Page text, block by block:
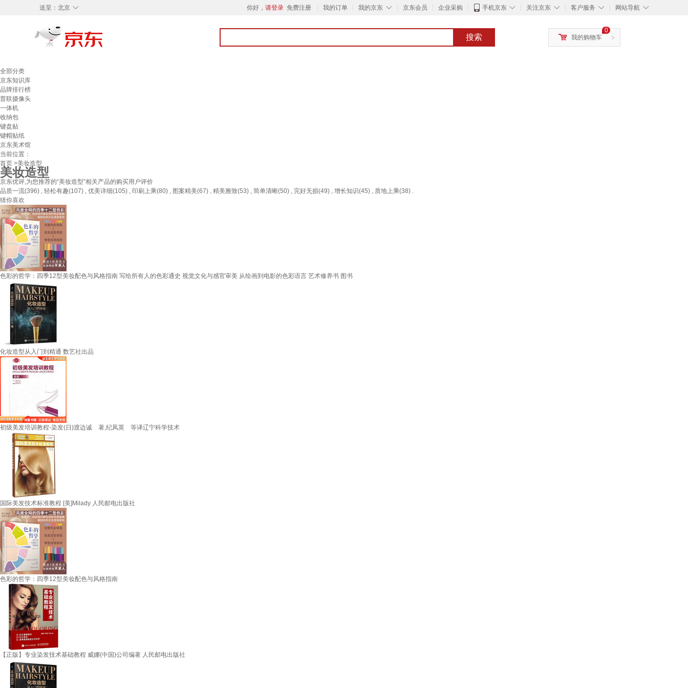
◇
送至： 北京 你好， 请登录 免费注册 我的订单 ◇
我的京东 京东会员 企业采购 ◇
手机京东 ◇
关注京东 ◇
客户服务 ◇
网站导航
搜索 >
0
我的购物车
全部分类
京东知识库
品牌排行榜
普联摄像头
一体机
收纳包
键盘贴
键帽贴纸
京东美术馆
当前位置：
首页 >美妆造型
美妆造型
京东优评,为您推荐的“美妆造型”相关产品的购买用户评价
品质一流(396) , 轻松有趣(107) , 优美详细(105) , 印刷上乘(80) , 图案精美(67) , 精美雅致(53) , 简单清晰(50) , 完好无损(49) , 增长知识(45) , 质地上乘(38) .
猜你喜欢
色彩的哲学：四季12型美妆配色与风格指南 写给所有人的色彩通史 视觉文化与感官审美 从绘画到电影的色彩语言 艺术修养书 图书
化妆造型从入门到精通 数艺社出品
初级美发培训教程-染发(日)渡边诚 著,纪凤英 等译辽宁科学技术
国际美发技术标准教程 [美]Milady 人民邮电出版社
色彩的哲学：四季12型美妆配色与风格指南
【正版】专业染发技术基础教程 威娜(中国)公司编著 人民邮电出版社